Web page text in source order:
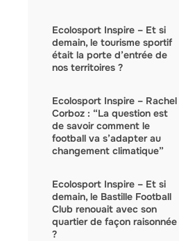
Ecolosport Inspire – Et si
demain, le tourisme sportif
était la porte d’entrée de
nos territoires ?
Ecolosport Inspire – Rachel
Corboz : “La question est
de savoir comment le
football va s’adapter au
changement climatique”
Ecolosport Inspire – Et si
demain, le Bastille Football
Club renouait avec son
quartier de façon raisonnée
?